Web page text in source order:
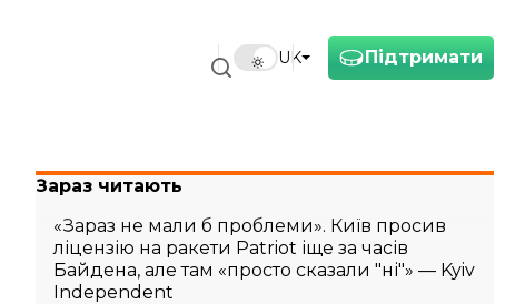
Підтримати
UK
Зараз читають
«Зараз не мали б проблеми». Київ просив
ліцензію на ракети Patriot іще за часів
Байдена, але там «просто сказали "ні"» — Kyiv
Independent